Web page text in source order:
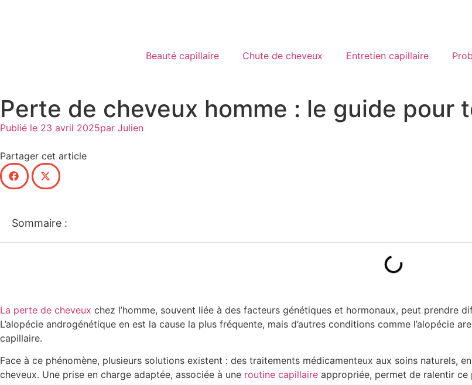
Beauté capillaire Chute de cheveux Entretien capillaire
Perte de cheveux homme : le guide pour
Publié le 23 avril 2025par Julien
Partager cet article
Sommaire :
La perte de cheveux chez l’homme, souvent liée à des facteurs génétiques et hormonaux, peut prendre
L’alopécie androgénétique en est la cause la plus fréquente, mais d’autres conditions comme l’alopécie
capillaire.
Face à ce phénomène, plusieurs solutions existent : des traitements médicamenteux aux soins naturels,
cheveux. Une prise en charge adaptée, associée à une routine capillaire appropriée, permet de ralentir ce